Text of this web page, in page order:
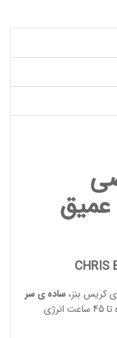
عمیق
CHRIS
ساده ی سر
. بدون نیاز به باتری، در هر بار استفاده تا 45 ساعت انرژی